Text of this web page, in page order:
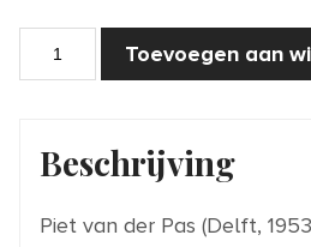
De
Winterkoning
aantal
Toevoegen aan
Beschrijving
Piet van der Pas (Delft,